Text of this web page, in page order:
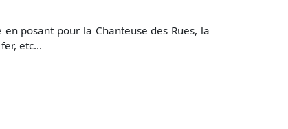
posant pour la Chanteuse des Rues, la
etc...